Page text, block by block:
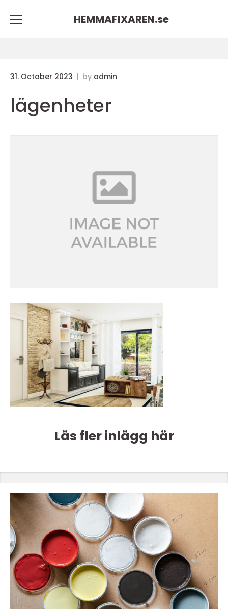
HEMMAFIXAREN.se
31. October 2023 by admin
lägenheter
Läs fler inlägg här